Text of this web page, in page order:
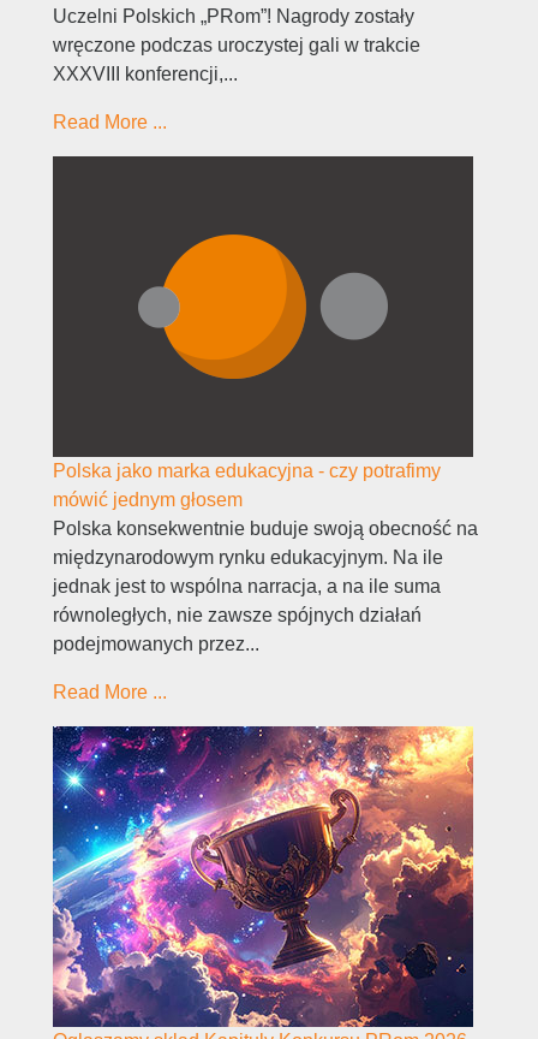
Uczelni Polskich „PRom”! Nagrody zostały
wręczone podczas uroczystej gali w trakcie
XXXVIII konferencji,...
Read More ...
Polska jako marka edukacyjna - czy potrafimy
mówić jednym głosem
Polska konsekwentnie buduje swoją obecność na
międzynarodowym rynku edukacyjnym. Na ile
jednak jest to wspólna narracja, a na ile suma
równoległych, nie zawsze spójnych działań
podejmowanych przez...
Read More ...